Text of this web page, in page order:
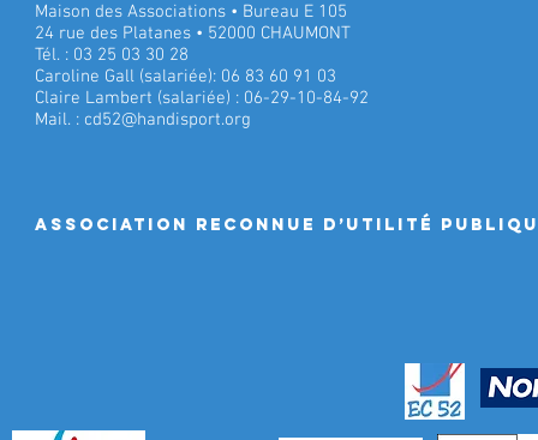
Maison des Associations • Bureau E 105
24 rue des Platanes • 52000 CHAUMONT
Tél. : 03 25 03 30 28
Caroline Gall (salariée): 06 83 60 91 03
Claire Lambert (salariée) : 06-29-10-84-92
Mail. : cd52@handisport.org
ASSociation RECONNUE D’UTILITÉ